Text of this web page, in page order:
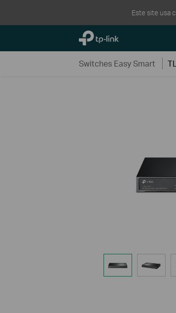
Este site usa
TP-Link, Reliably Smart
Switches Easy Smart